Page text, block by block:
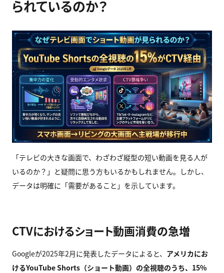
られているのか？
「テレビの大きな画面で、わざわざ縦型の短い動画を見る人が
いるのか？」と疑問に思う方もいるかもしれません。しかし、
データは明確に「需要があること」を示しています。
CTVにおけるショート動画消費の急増
Googleが2025年2月に発表したデータによると、 アメリカにお
けるYouTube Shorts（ショート動画）の全視聴のうち、15%